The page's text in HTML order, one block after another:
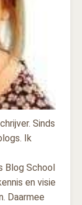
Sinds
Ik
Blog School
en visie
Daarmee